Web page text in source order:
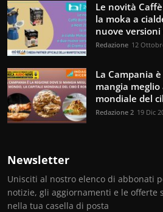
Le novità
la moka a
nuove versioni
Redazione 12
La Campania
mangia
mondiale del
Redazione 2 19 Dic
Newsletter
Unisciti al nostro elenco di abbonati
notizie, gli aggiornamenti e le offerte
nella tua casella di posta